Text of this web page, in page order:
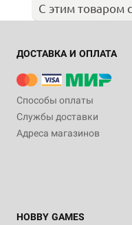
С этим товаром
ДОСТАВКА И ОПЛАТА
Способы оплаты
Службы доставки
Адреса магазинов
HOBBY GAMES